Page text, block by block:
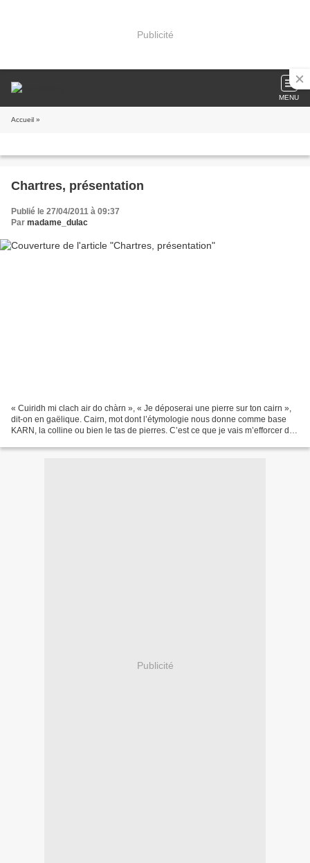
Publicité
MENU
Accueil »
Chartres, présentation
Publié le 27/04/2011 à 09:37
Par madame_dulac
« Cuiridh mi clach air do chàrn », « Je déposerai une pierre sur ton cairn »,
dit-on en gaëlique. Cairn, mot dont l’étymologie nous donne comme base
KARN, la colline ou bien le tas de pierres. C’est ce que je vais m’efforcer de
Publicité